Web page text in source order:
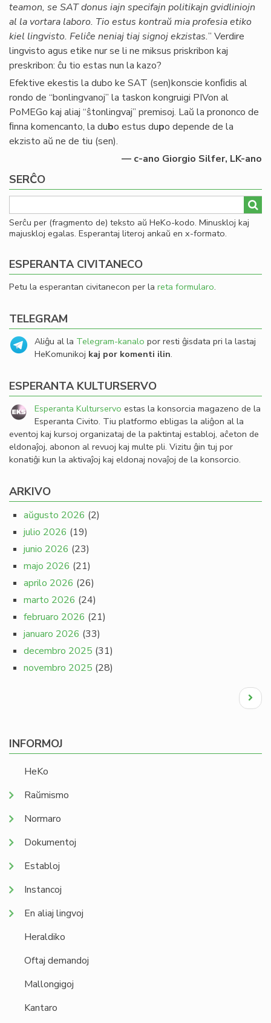
teamon, se SAT donus iajn specifajn politikajn gvidliniojn
al la vortara laboro. Tio estus kontraŭ mia profesia etiko
kiel lingvisto. Feliĉe neniaj tiaj signoj ekzistas.” Verdire
lingvisto agus etike nur se li ne miksus priskribon kaj
preskribon: ĉu tio estas nun la kazo?
Efektive ekestis la dubo ke SAT (sen)konscie konﬁdis al
rondo de “bonlingvanoj” la taskon kongruigi PIVon al
PoMEGo kaj aliaj “ŝtonlingvaj” premisoj. Laŭ la prononco de
ﬁnna komencanto, la dubo estus dupo depende de la
ekzisto aŭ ne de tiu (sen).
— c-ano Giorgio Silfer, LK-ano
SERĈO
Serĉu per (fragmento de) teksto aŭ HeKo-kodo. Minuskloj kaj
majuskloj egalas. Esperantaj literoj ankaŭ en x-formato.
ESPERANTA CIVITANECO
Petu la esperantan civitanecon per la reta formularo.
TELEGRAM
Aliĝu al la Telegram-kanalo por resti ĝisdata pri la lastaj
HeKomunikoj kaj por komenti ilin.
ESPERANTA KULTURSERVO
Esperanta Kulturservo estas la konsorcia magazeno de la
Esperanta Civito. Tiu platformo ebligas la aliĝon al la
eventoj kaj kursoj organizataj de la paktintaj establoj, aĉeton de
eldonaĵoj, abonon al revuoj kaj multe pli. Vizitu ĝin tuj por
konatiĝi kun la aktivaĵoj kaj eldonaj novaĵoj de la konsorcio.
ARKIVO
aŭgusto 2026 (2)
julio 2026 (19)
junio 2026 (23)
majo 2026 (21)
aprilo 2026 (26)
marto 2026 (24)
februaro 2026 (21)
januaro 2026 (33)
decembro 2025 (31)
novembro 2025 (28)
Next
page
INFORMOJ
HeKo
Raŭmismo
Normaro
Dokumentoj
Establoj
Instancoj
En aliaj lingvoj
Heraldiko
Oftaj demandoj
Mallongigoj
Kantaro